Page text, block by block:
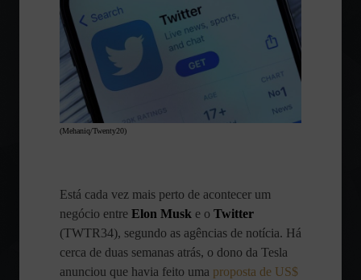
(Mehaniq/Twenty20)
Está cada vez mais perto de acontecer um
negócio entre Elon Musk e o Twitter
(TWTR34), segundo as agências de notícia. Há
cerca de duas semanas atrás, o dono da Tesla
anunciou que havia feito uma proposta de US$